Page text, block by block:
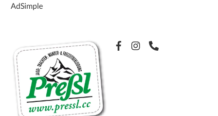
AdSimple
Facebook